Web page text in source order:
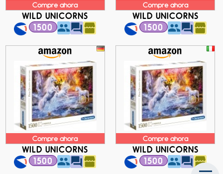
Compre ahora
WILD UNICORNS
1500
Compre ahora
WILD UNICORNS
1500
Compre ahora
WILD UNICORNS
1500
Compre ahora
WILD UNICORNS
1500